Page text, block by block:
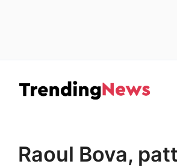
contenuto
Raoul Bova,